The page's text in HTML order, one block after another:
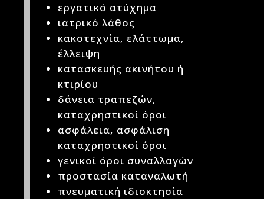
εργατικό ατύχημα
ιατρικό λάθος
κακοτεχνία, ελάττωμα,
έλλειψη
κατασκευής ακινήτου ή
κτιρίου
δάνεια τραπεζών,
καταχρηστικοί όροι
ασφάλεια, ασφάλιση
καταχρηστικοί όροι
γενικοί όροι συναλλαγών
προστασία καταναλωτή
πνευματική ιδιοκτησία